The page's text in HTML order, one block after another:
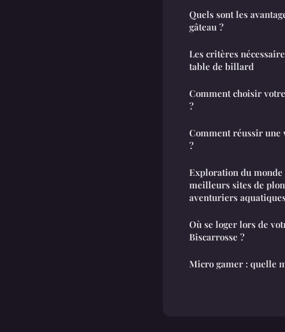
Quels sont les
gâteau ?
Les critères
table de billard
Comment choisir
?
Comment réussir
?
Exploration du
meilleurs sites de
aventuriers
Où se loger lors de
Biscarrosse ?
Micro gamer : quelle